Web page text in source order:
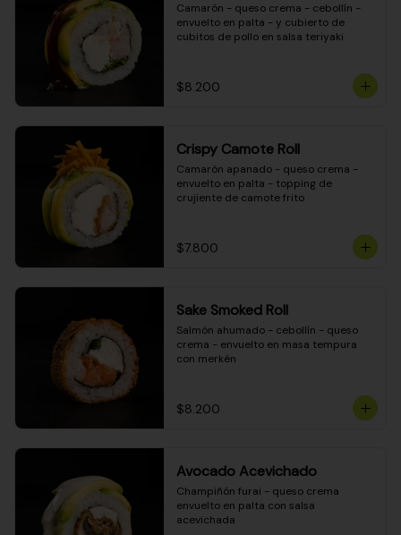
Camarón - queso crema - cebollín -
envuelto en palta - y cubierto de
cubitos de pollo en salsa teriyaki
$8.200
Crispy Camote Roll
Camarón apanado - queso crema -
envuelto en palta - topping de
crujiente de camote frito
$7.800
Sake Smoked Roll
Salmón ahumado - cebollín - queso
crema - envuelto en masa tempura
con merkén
$8.200
Avocado Acevichado
Champiñón furai - queso crema
envuelto en palta con salsa
acevichada